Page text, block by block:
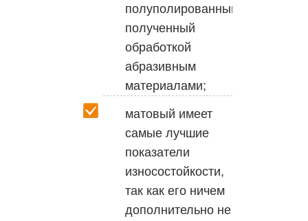
полуполированный
полученный
обработкой
абразивным
материалами;
матовый имеет
самые лучшие
показатели
износостойкости,
так как его ничем
дополнительно не